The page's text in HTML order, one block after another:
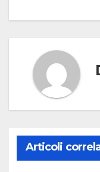
Articoli